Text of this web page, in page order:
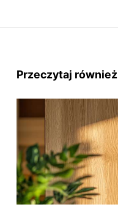
Przeczytaj również